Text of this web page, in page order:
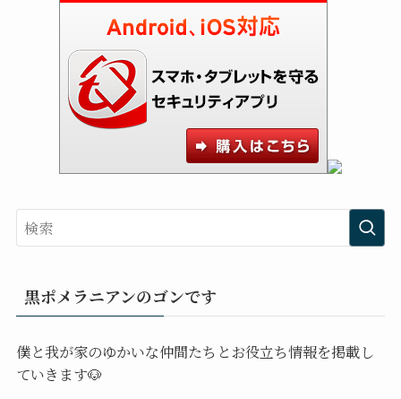
黒ポメラニアンのゴンです
僕と我が家のゆかいな仲間たちとお役立ち情報を掲載し
ていきます🐶